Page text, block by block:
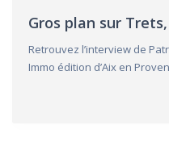
Gros plan sur
Retrouvez l’interview de
Immo édition d’Aix en